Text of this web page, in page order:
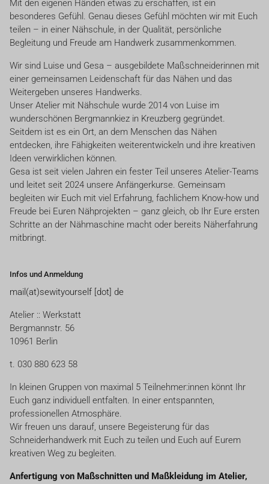
Mit den eigenen Händen etwas zu erschaffen, ist ein
besonderes Gefühl. Genau dieses Gefühl möchten wir mit Euch
teilen – in einer Nähschule, in der Qualität, persönliche
Begleitung und Freude am Handwerk zusammenkommen.
Wir sind Luise und Gesa – ausgebildete Maßschneiderinnen mit
einer gemeinsamen Leidenschaft für das Nähen und das
Weitergeben unseres Handwerks.
Unser Atelier mit Nähschule wurde 2014 von Luise im
wunderschönen Bergmannkiez in Kreuzberg gegründet.
Seitdem ist es ein Ort, an dem Menschen das Nähen
entdecken, ihre Fähigkeiten weiterentwickeln und ihre kreativen
Ideen verwirklichen können.
Gesa ist seit vielen Jahren ein fester Teil unseres Atelier-Teams
und leitet seit 2024 unsere Anfängerkurse. Gemeinsam
begleiten wir Euch mit viel Erfahrung, fachlichem Know-how und
Freude bei Euren Nähprojekten – ganz gleich, ob Ihr Eure ersten
Schritte an der Nähmaschine macht oder bereits Näherfahrung
mitbringt.
Infos und Anmeldung
mail(at)sewityourself [dot] de
Atelier :: Werkstatt
Bergmannstr. 56
10961 Berlin
t. 030 880 623 58
In kleinen Gruppen von maximal 5 Teilnehmer:innen könnt Ihr
Euch ganz individuell entfalten. In einer entspannten,
professionellen Atmosphäre.
Wir freuen uns darauf, unsere Begeisterung für das
Schneiderhandwerk mit Euch zu teilen und Euch auf Eurem
kreativen Weg zu begleiten.
Anfertigung von Maßschnitten und Maßkleidung im Atelier,